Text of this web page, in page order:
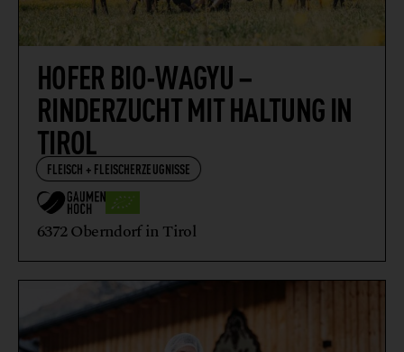
HOFER BIO-WAGYU –
RINDERZUCHT MIT HALTUNG IN
TIROL
FLEISCH + FLEISCHERZEUGNISSE
6372 Oberndorf in Tirol